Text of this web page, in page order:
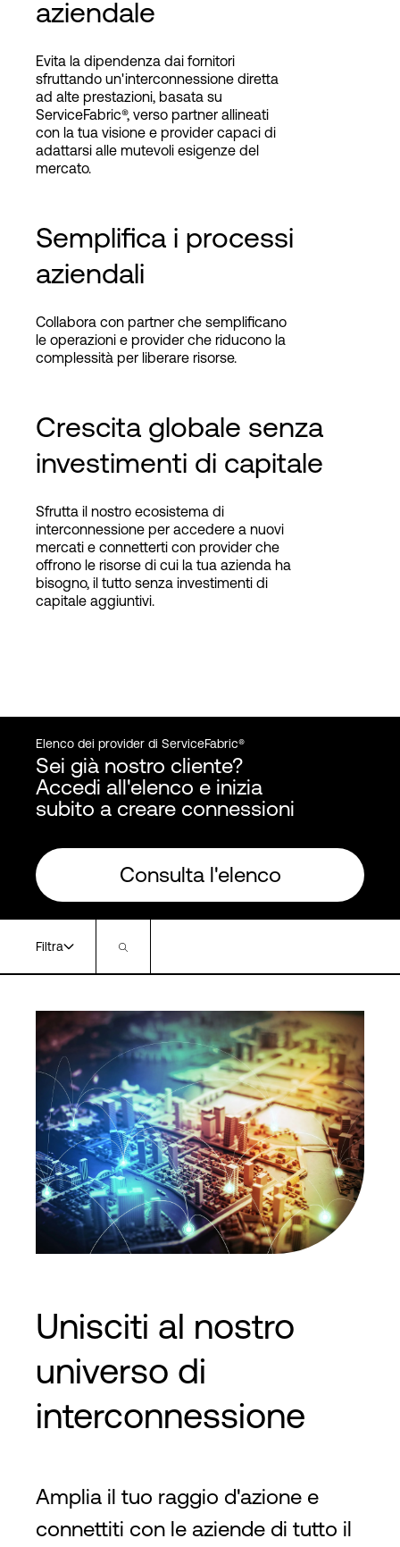
aziendale
Evita la dipendenza dai fornitori
sfruttando un'interconnessione diretta
ad alte prestazioni, basata su
ServiceFabric®, verso partner allineati
con la tua visione e provider capaci di
adattarsi alle mutevoli esigenze del
mercato.
Semplifica i processi
aziendali
Collabora con partner che semplificano
le operazioni e provider che riducono la
complessità per liberare risorse.
Crescita globale senza
investimenti di capitale
Sfrutta il nostro ecosistema di
interconnessione per accedere a nuovi
mercati e connetterti con provider che
offrono le risorse di cui la tua azienda ha
bisogno, il tutto senza investimenti di
capitale aggiuntivi.
Elenco dei provider di ServiceFabric®
Sei già nostro cliente?
Accedi all'elenco e inizia
subito a creare connessioni
Consulta l'elenco
Filtra
Regioni
Globale
APAC
EMEA
Americhe
Servizio
Bare Metal
Digital AI
IAAS
Applicazioni di Rete
Servizi di rete
PAAS
Vedi di più
Unisciti al nostro
universo di
interconnessione
Amplia il tuo raggio d'azione e
connettiti con le aziende di tutto il